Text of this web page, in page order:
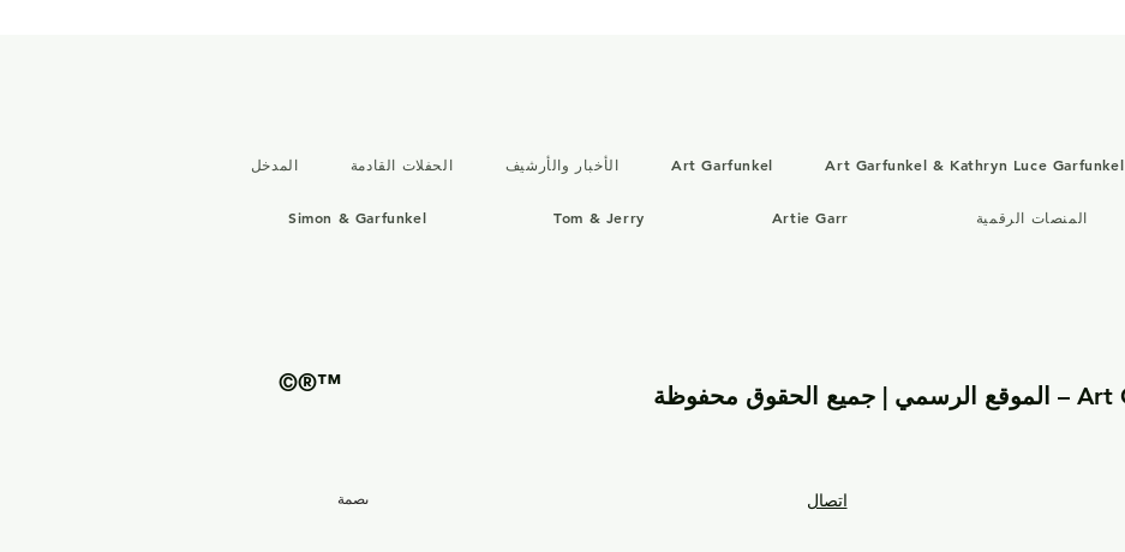
المدخل الحفلات القادمة الأخبار والأرشيف Art Garfunkel Art Garfunkel & Kathryn Luce Garfunkel
Simon & Garfunkel Tom & Jerry Artie Garr المنصات الرقمية
©®™
بصمة اتصال